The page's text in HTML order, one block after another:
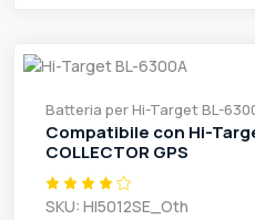
Batteria per Hi-Target BL-
Compatibile con Hi-
COLLECTOR GPS
SKU: HI5012SE_Oth